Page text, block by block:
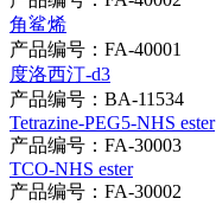
角鲨烯
产品编号：FA-40001
度洛西汀-d3
产品编号：BA-11534
Tetrazine-PEG5-NHS ester
产品编号：FA-30003
TCO-NHS ester
产品编号：FA-30002